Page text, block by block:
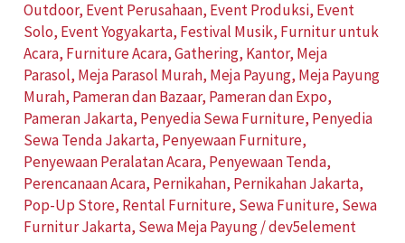
Outdoor, Event Perusahaan, Event Produksi, Event
Solo, Event Yogyakarta, Festival Musik, Furnitur untuk
Acara, Furniture Acara,Gathering, Kantor, Meja
Parasol, Meja Parasol Murah, Meja Payung, Meja Payung
Murah, Pameran dan Bazaar, Pameran dan Expo,
Pameran Jakarta, Penyedia Sewa Furniture, Penyedia
Sewa Tenda Jakarta, Penyewaan Furniture,
Penyewaan Peralatan Acara, Penyewaan Tenda,
Perencanaan Acara, Pernikahan, Pernikahan Jakarta,
Pop-Up Store, Rental Furniture, Sewa Funiture, Sewa
Furnitur Jakarta, Sewa Meja Payung/dev5element